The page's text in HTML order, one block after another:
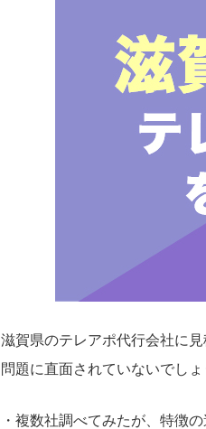
滋賀県のテレアポ代行会社に
問題に直面されていないでしょ
・複数社調べてみたが、特徴